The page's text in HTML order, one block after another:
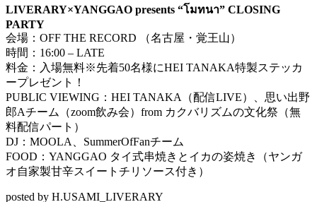
LIVERARY×YANGGAO presents “โมทนา” CLOSING
PARTY
会場： OFF THE RECORD
（名古屋・覚王山）
時間： 16:00 – LATE
料金：入場無料※先着50名様にHEI TANAKA特製ステッカ
ープレゼント！
PUBLIC VIEWING ： HEI TANAKA（配信LIVE）
、思い出野
郎Aチーム（zoom飲み会） from カクバリズムの文化祭（無
料配信パート）
DJ ： MOOLA SummerOfFanチーム
FOOD ： YANGGAO タイ式串焼きとイカの姿焼き（ヤンガ
オ自家製甘辛スイートチリソース付き）
posted by H.USAMI_LIVERARY